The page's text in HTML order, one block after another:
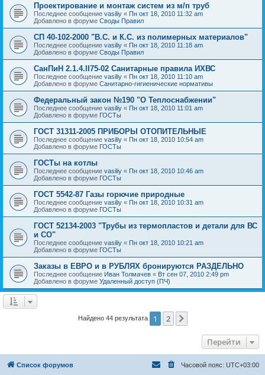
Проектирование и монтаж систем из м/п труб
Последнее сообщение vasiliy « Пн окт 18, 2010 11:32 am
Добавлено в форуме Своды Правил
СП 40-102-2000 "В.С. и К.С. из полимерных материалов"
Последнее сообщение vasiliy « Пн окт 18, 2010 11:18 am
Добавлено в форуме Своды Правил
СанПиН 2.1.4.II75-02 Санитарные правила ИХВС
Последнее сообщение vasiliy « Пн окт 18, 2010 11:10 am
Добавлено в форуме Санитарно-гигиенические нормативы
Федеральный закон №190 "О Теплоснабжении"
Последнее сообщение vasiliy « Пн окт 18, 2010 11:01 am
Добавлено в форуме ГОСТы
ГОСТ 31311-2005 ПРИБОРЫ ОТОПИТЕЛЬНЫЕ
Последнее сообщение vasiliy « Пн окт 18, 2010 10:54 am
Добавлено в форуме ГОСТы
ГОСТы на котлы
Последнее сообщение vasiliy « Пн окт 18, 2010 10:46 am
Добавлено в форуме ГОСТы
ГОСТ 5542-87 Газы горючие природные
Последнее сообщение vasiliy « Пн окт 18, 2010 10:31 am
Добавлено в форуме ГОСТы
ГОСТ 52134-2003 "Трубы из термопластов и детали для ВС
и СО"
Последнее сообщение vasiliy « Пн окт 18, 2010 10:21 am
Добавлено в форуме ГОСТы
Заказы в ЕВРО и в РУБЛЯХ бронируются РАЗДЕЛЬНО
Последнее сообщение Иван Толмачев « Вт сен 07, 2010 2:49 pm
Добавлено в форуме Удаленный доступ (ПЧ)
Найдено 44 результата 1 2
Перейти
Список форумов Часовой пояс: UTC+03:00